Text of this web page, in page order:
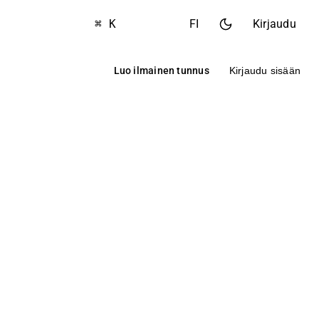
⌘ K FI Kirjaudu
Luo ilmainen tunnus Kirjaudu sisään